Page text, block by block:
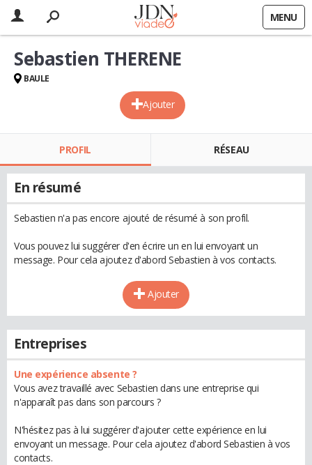
MENU
Ajouter
Sebastien THERENE
BAULE
PROFIL RÉSEAU
En résumé
Sebastien n'a pas encore ajouté de résumé à son profil.
Vous pouvez lui suggérer d'en écrire un en lui envoyant un
message. Pour cela ajoutez d'abord Sebastien à vos contacts.
Ajouter
Entreprises
Une expérience absente ?
Vous avez travaillé avec Sebastien dans une entreprise qui
n'apparaît pas dans son parcours ?
N'hésitez pas à lui suggérer d'ajouter cette expérience en lui
envoyant un message. Pour cela ajoutez d'abord Sebastien à vos
contacts.